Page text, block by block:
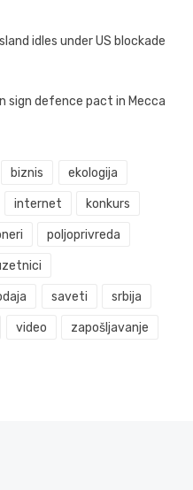
idles under US blockade
sign defence pact in Mecca
biznis ekologija
internet konkurs
poljoprivreda
saveti srbija
video zapošljavanje